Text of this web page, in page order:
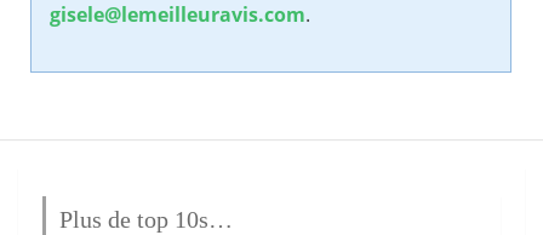
gisele@lemeilleuravis.com.
Plus de top 10s…